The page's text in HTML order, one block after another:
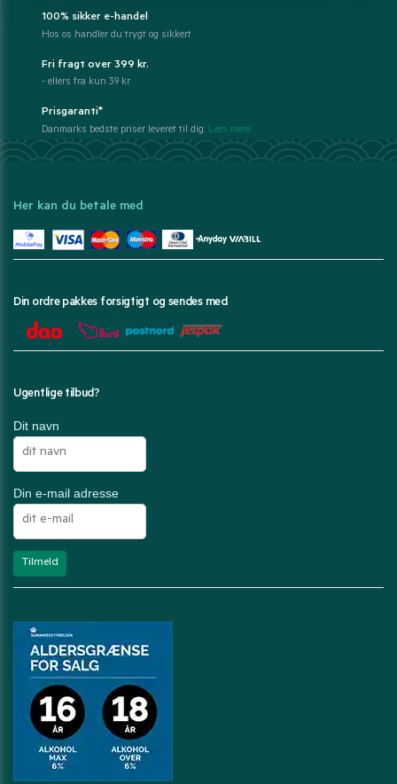
100% sikker e-handel
Hos os handler du trygt og sikkert
Fri fragt over 399 kr.
- ellers fra kun 39 kr.
Prisgaranti*
Danmarks bedste priser leveret til dig. Læs mere
Her kan du betale med
Din ordre pakkes forsigtigt og sendes med
Ugentlige tilbud?
Dit navn
Din e-mail adresse